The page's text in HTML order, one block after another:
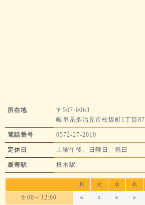
所在地
〒507-0063
岐阜県多治見市松坂町1丁目87
電話番号 0572-27-2010
定休日 土曜午後、日曜日、祝日
最寄駅 根本駅
月 火 水 木
9:00～12:00
○ ○ ○ ○